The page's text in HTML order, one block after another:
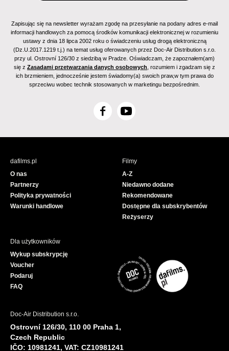
Zapisując się na newsletter wyrażam zgodę na przesyłanie na podany adres e-mail
informacji handlowych za pomocą środków komunikacji elektronicznej w rozumieniu
ustawy z dnia 18 lipca 2002 roku o świadczeniu usług drogą elektroniczną
(Dz.U.2017.1219 t.j.) na temat usług oferowanych przez Doc-Air Distribution s.r.o.
przy ul. Ostrovní 126/30 z siedzibą w Pradze. Oświadczam, że zapoznałem(am)
się z Zasadami przetwarzania danych osobowych , rozumiem i zgadzam się z
ich brzmieniem, jednocześnie jestem świadomy(a) swoich praw,w tym prawa do
sprzeciwu wobec technik stosowanych w marketingu bezpośrednim.
F
c
Y
u
e
dafilms.pl
O nas
Partnerzy
Polityka prywatności
Warunki handlowe
Filmy
A-Z
Niedawno dodane
Rekomendowane
Dostępne dla subskrybentów
Reżyserzy
Dla użytkowników
Wykup subskrypcję
Voucher
Podaruj
FAQ
Doc-Air Distribution s.r.o.
Ostrovní 126/30, 110 00 Praha 1,
Czech Republic
IČO: 10981241, VAT: CZ10981241